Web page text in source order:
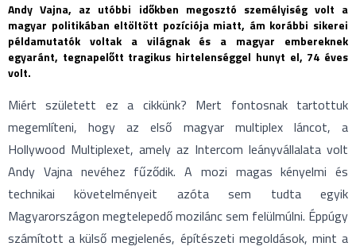
Andy Vajna, az utóbbi időkben megosztó személyiség volt a
magyar politikában eltöltött pozíciója miatt, ám korábbi sikerei
példamutatók voltak a világnak és a magyar embereknek
egyaránt, tegnapelőtt tragikus hirtelenséggel hunyt el, 74 éves
volt.
Miért született ez a cikkünk? Mert fontosnak tartottuk
megemlíteni, hogy az első magyar multiplex láncot, a
Hollywood Multiplexet, amely az Intercom leányvállalata volt
Andy Vajna nevéhez fűződik. A mozi magas kényelmi és
technikai követelményeit azóta sem tudta egyik
Magyarországon megtelepedő mozilánc sem felülmúlni. Éppúgy
számított a külső megjelenés, építészeti megoldások, mint a